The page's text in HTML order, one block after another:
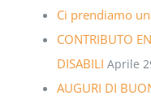
Ci prendiamo
CONTRIBUTO
DISABILI Aprile
AUGURI DI